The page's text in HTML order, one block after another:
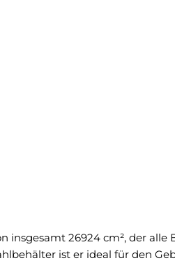
26924 cm², der alle
ist er ideal für den